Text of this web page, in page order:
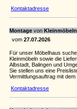
Kontaktadresse
Montage von Kleinmöbeln
vom 27.07.2026
Für unser Möbelhaus
Kleinmöbeln sowie die
Albstadt, Balingen und
Sie stellen uns eine
Vermittlungsauftrag mit dem
Kontaktadresse